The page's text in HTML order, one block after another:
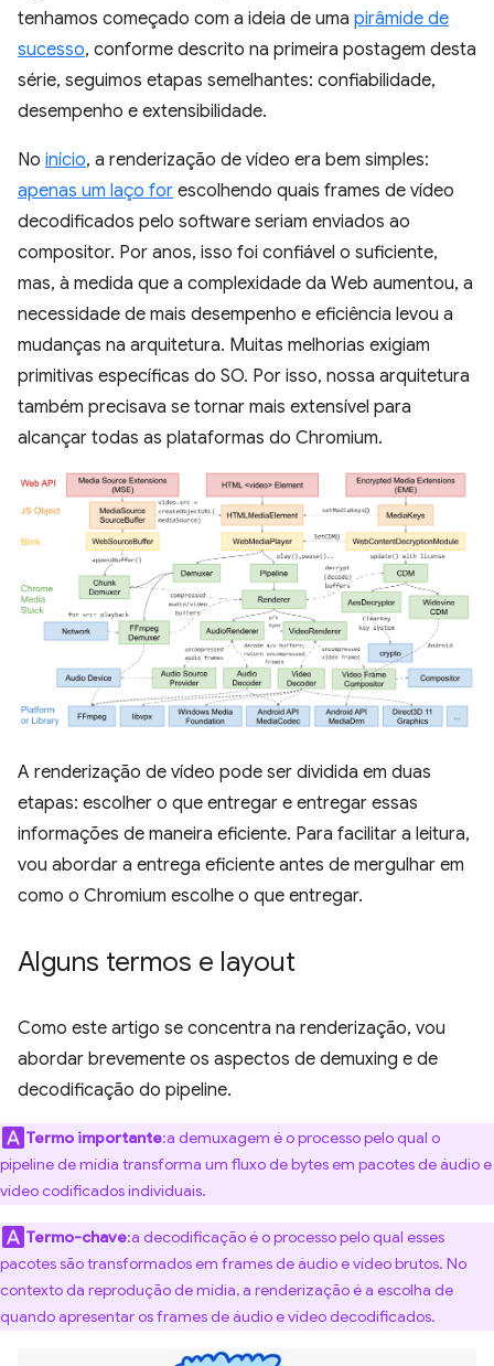
tenhamos começado com a ideia de uma pirâmide de
sucesso, conforme descrito na primeira postagem desta
série, seguimos etapas semelhantes: confiabilidade,
desempenho e extensibilidade.
No início, a renderização de vídeo era bem simples:
apenas um laço for escolhendo quais frames de vídeo
decodificados pelo software seriam enviados ao
compositor. Por anos, isso foi confiável o suficiente,
mas, à medida que a complexidade da Web aumentou, a
necessidade de mais desempenho e eficiência levou a
mudanças na arquitetura. Muitas melhorias exigiam
primitivas específicas do SO. Por isso, nossa arquitetura
também precisava se tornar mais extensível para
alcançar todas as plataformas do Chromium.
A renderização de vídeo pode ser dividida em duas
etapas: escolher o que entregar e entregar essas
informações de maneira eficiente. Para facilitar a leitura,
vou abordar a entrega eficiente antes de mergulhar em
como o Chromium escolhe o que entregar.
Alguns termos e layout
Como este artigo se concentra na renderização, vou
abordar brevemente os aspectos de demuxing e de
decodificação do pipeline.
Termo importante:a demuxagem é o processo pelo qual o
pipeline de mídia transforma um fluxo de bytes em pacotes de áudio e
vídeo codificados individuais.
Termo-chave:a decodificação é o processo pelo qual esses
pacotes são transformados em frames de áudio e vídeo brutos. No
contexto da reprodução de mídia, a renderização é a escolha de
quando apresentar os frames de áudio e vídeo decodificados.